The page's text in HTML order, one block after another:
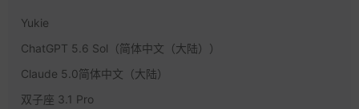
Yukie
ChatGPT 5.6 Sol（简体中文（大陆））
Claude 5.0简体中文（大陆）
双子座 3.1 Pro